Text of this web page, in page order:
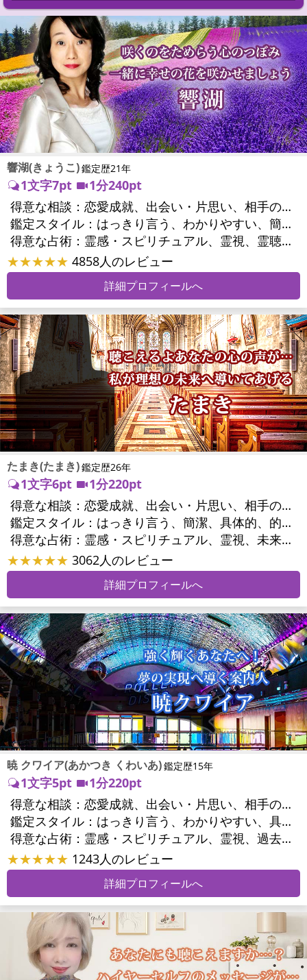
響湖(きょうこ)鑑定歴21年
1文字7pt
1分240pt
得意な相談：
恋愛成就、出会い・片思い、相手の気持ち、相性、結婚、男心・女心、二人の今後、複雑な恋愛、三角関係、不倫、復縁、離婚、同性愛・LGBT、人間関係、職場の人間関係、対人関係、仕事運、適職、転職、進路、就職、人生全般、使命、経営相談、人事、開業、夢、目標、ビジネスチャンス、パワーハラスメント、セクシャルハラスメント、家族関係、夫婦関係、家庭問題、夫婦問題、親族問題、育児・子育て、シングルマザー、ドメスティックバイオレンス、相続関係、美容、精神問題、心の問題、うつ、トラウマ、ストレス、いじめ、人生相談、霊的問題、守護霊様、前世、夢診断、ペットの気持ち、ペットへのヒーリング、パワーストーン選択、引越し・転居、方位、開運指導、健康運、金運、ご近所問題、縁切り
鑑定スタイル：
はっきり言う、わかりやすい、簡潔、的確、納得感、情報量が多い、友達のように相談できる、聞き上手、じっくり聞いてくれる、深く濃厚、実力派
得意な占術：
霊感・スピリチュアル、霊視、霊聴、透視、過去視、前世・来世、波動修正、オーラ、エネルギー調整、チャクラ、ペットの気持ち、タロット、オラクルカード、算命学、風水、姓名判断、九星気学、四柱推命、数秘術、夢診断、人相(顔相)、ダウジング、ルーン、パワーストーン、水晶、ヒーリング、レイキ、カウンセリング、オリジナル占術
★★★★★ 4858人のレビュー
詳細プロフィールへ
たまき(たまき)鑑定歴26年
1文字6pt
1分220pt
得意な相談：
恋愛成就、出会い・片思い、相手の気持ち、相性、結婚、男心・女心、二人の今後、複雑な恋愛、三角関係、浮気、不倫、復活愛、復縁、離婚、同性愛・LGBT、人間関係、職場の人間関係、対人関係、仕事運、適職、天職、転職、進路、就職、人生全般、使命、経営相談、人事、開業、夢、目標、ビジネスチャンス、ビジネスパートナー、パワーハラスメント、セクシャルハラスメント、家族関係、夫婦関係、家庭問題、夫婦問題、親族問題、育児・子育て、シングルマザー、相続関係、美容、心の問題、トラウマ、ストレス、人生相談、霊的問題、ご先祖様、守護霊様、魂の本質、前世、来世、引越し・転居、方位、開運指導、健康運、金運、金銭トラブル、ご近所問題
鑑定スタイル：
はっきり言う、簡潔、具体的、的確、情報量が多い、友達のように相談できる、聞き上手、とても話しやすい、愛にあふれ温かい、深く濃厚、勇気をくれる、前向き・元気になれる、実力派
得意な占術：
霊感・スピリチュアル、霊視、未来予知、前世・来世、波動修正、タロット、オラクルカード、風水、占星術、カウンセリング
★★★★★ 3062人のレビュー
詳細プロフィールへ
暁 クワイア(あかつき くわいあ)鑑定歴15年
1文字5pt
1分220pt
得意な相談：
恋愛成就、出会い・片思い、相手の気持ち、相性、結婚、男心・女心、二人の今後、複雑な恋愛、三角関係、略奪愛、浮気、不倫、離婚、人間関係、職場の人間関係、対人関係、仕事運、適職、天職、転職、進路、就職、人生全般、使命、人事、開業、廃業、夢、目標、ビジネスチャンス、ビジネスパートナー、家族関係、夫婦関係、家庭問題、夫婦問題、精神問題、ストレス、人生相談、ご先祖様、守護霊様、お墓参り、魂の本質、前世、来世、ペットの気持ち、引越し・転居、方位、健康運、金運
鑑定スタイル：
はっきり言う、わかりやすい、具体的、納得感、情報量が多い、友達のように相談できる、聞き上手、とても話しやすい、じっくり聞いてくれる、愛にあふれ温かい、勇気をくれる、前向き・元気になれる、実力派
得意な占術：
霊感・スピリチュアル、霊視、過去視、前世・来世、オーラ、ソウルメイト、ペットの気持ち、タロット、オラクルカード、姓名判断、四柱推命、占星術、数秘術、カラー診断、陰陽五行、人相(顔相)、カウンセリング、オリジナル占術
★★★★★ 1243人のレビュー
詳細プロフィールへ